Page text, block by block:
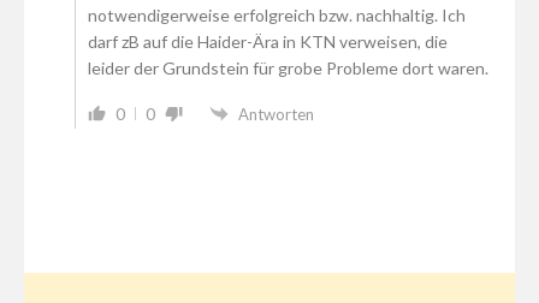
notwendigerweise erfolgreich bzw. nachhaltig. Ich
darf zB auf die Haider-Ära in KTN verweisen, die
leider der Grundstein für grobe Probleme dort waren.
0 0 Antworten